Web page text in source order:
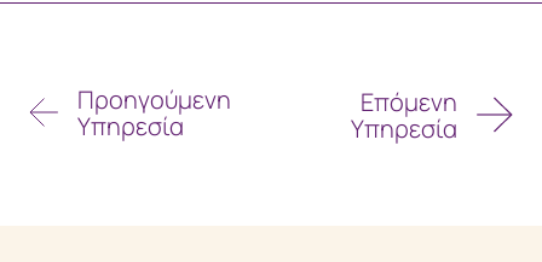
Προηγούμενη
Υπηρεσία
Επόμενη
Υπηρεσία